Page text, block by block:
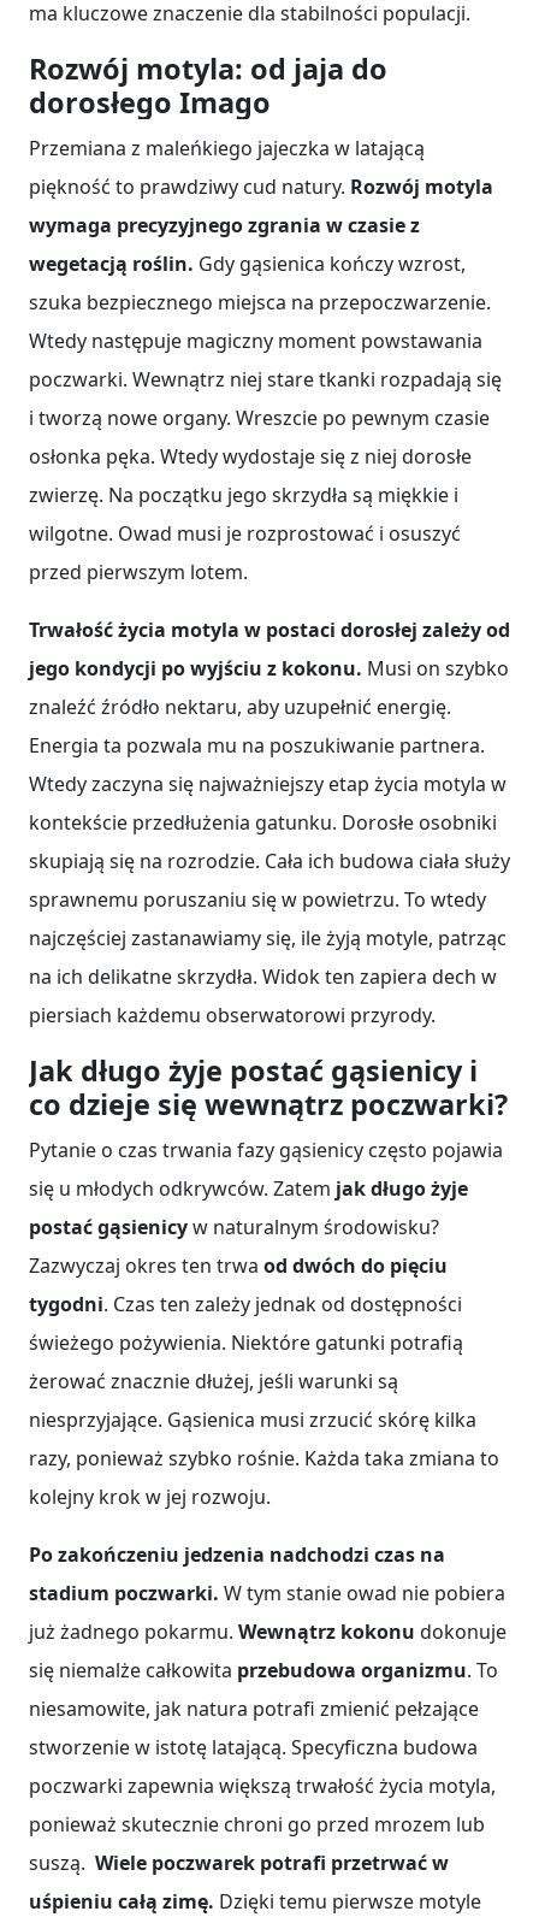
ma kluczowe znaczenie dla stabilności populacji.
Rozwój motyla: od jaja do
dorosłego Imago
Przemiana z maleńkiego jajeczka w latającą
piękność to prawdziwy cud natury. Rozwój motyla
wymaga precyzyjnego zgrania w czasie z
wegetacją roślin. Gdy gąsienica kończy wzrost,
szuka bezpiecznego miejsca na przepoczwarzenie.
Wtedy następuje magiczny moment powstawania
poczwarki. Wewnątrz niej stare tkanki rozpadają się
i tworzą nowe organy. Wreszcie po pewnym czasie
osłonka pęka. Wtedy wydostaje się z niej dorosłe
zwierzę. Na początku jego skrzydła są miękkie i
wilgotne. Owad musi je rozprostować i osuszyć
przed pierwszym lotem.
Trwałość życia motyla w postaci dorosłej zależy od
jego kondycji po wyjściu z kokonu. Musi on szybko
znaleźć źródło nektaru, aby uzupełnić energię.
Energia ta pozwala mu na poszukiwanie partnera.
Wtedy zaczyna się najważniejszy etap życia motyla w
kontekście przedłużenia gatunku. Dorosłe osobniki
skupiają się na rozrodzie. Cała ich budowa ciała służy
sprawnemu poruszaniu się w powietrzu. To wtedy
najczęściej zastanawiamy się, ile żyją motyle, patrząc
na ich delikatne skrzydła. Widok ten zapiera dech w
piersiach każdemu obserwatorowi przyrody.
Jak długo żyje postać gąsienicy i
co dzieje się wewnątrz poczwarki?
Pytanie o czas trwania fazy gąsienicy często pojawia
się u młodych odkrywców. Zatem jak długo żyje
postać gąsienicyw naturalnym środowisku?
Zazwyczaj okres ten trwa od dwóch do pięciu
tygodni. Czas ten zależy jednak od dostępności
świeżego pożywienia. Niektóre gatunki potrafią
żerować znacznie dłużej, jeśli warunki są
niesprzyjające. Gąsienica musi zrzucić skórę kilka
razy, ponieważ szybko rośnie. Każda taka zmiana to
kolejny krok w jej rozwoju.
Po zakończeniu jedzenia nadchodzi czas na
stadium poczwarki. W tym stanie owad nie pobiera
już żadnego pokarmu. Wewnątrz kokonu dokonuje
się niemalże całkowita przebudowa organizmu. To
niesamowite, jak natura potrafi zmienić pełzające
stworzenie w istotę latającą. Specyficzna budowa
poczwarki zapewnia większą trwałość życia motyla,
ponieważ skutecznie chroni go przed mrozem lub
suszą. Wiele poczwarek potrafi przetrwać w
uśpieniu całą zimę. Dzięki temu pierwsze motyle